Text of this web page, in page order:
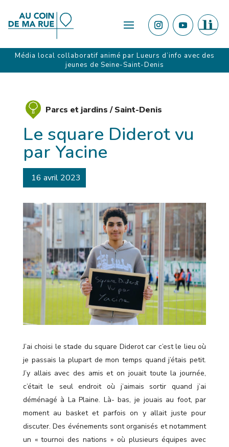
Média local collaboratif animé par Lueurs d’info avec des
jeunes de Seine-Saint-Denis
Parcs et jardins /Saint-Denis
Le square Diderot vu
par Yacine
16 avril 2023
J’ai choisi le stade du square Diderot car c’est le lieu où
je passais la plupart de mon temps quand j’étais petit.
J’y allais avec des amis et on jouait toute la journée,
c’était le seul endroit où j’aimais sortir quand j’ai
déménagé à La Plaine. Là- bas, je jouais au foot, par
moment au basket et parfois on y allait juste pour
discuter. Des événements sont organisés et notamment
un « tournoi des nations » où plusieurs équipes avec